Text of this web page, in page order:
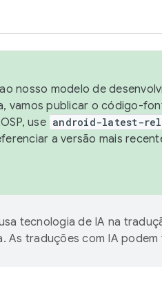
nosso modelo de
vamos publicar o código-
use android-latest-
a versão mais
tecnologia de IA na
As traduções com IA podem